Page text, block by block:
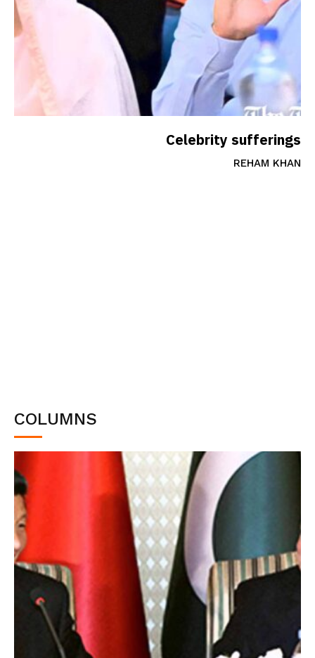
Celebrity sufferings
REHAM KHAN
COLUMNS